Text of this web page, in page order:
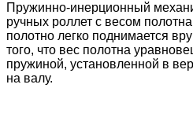
Пружинно-инерционный
ручных роллет с весом
полотно легко поднимается
того, что вес полотна
пружиной, установленной в
на валу.